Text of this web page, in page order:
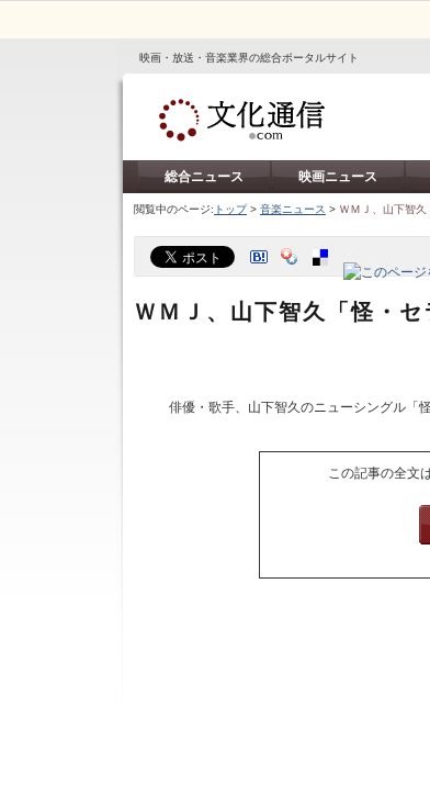
映画・放送・音楽業界の総合ポータルサイト
総合ニュース 映画ニュース
閲覧中のページ: トップ> 音楽ニュース > ＷＭＪ、山下智
ＷＭＪ、山下智久「怪・
俳優・歌手、山下智久のニューシングル「
この記事の全文